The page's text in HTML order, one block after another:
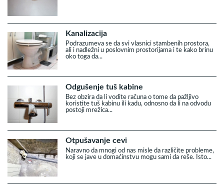
Kanalizacija
Podrazumeva se da svi vlasnici stambenih prostora,
ali i nadležni u poslovnim prostorijama i te kako brinu
oko toga da...
Odgušenje tuš kabine
Bez obzira da li vodite računa o tome da pažljivo
koristite tuš kabinu ili kadu, odnosno da li na odvodu
postoji mrežica...
Otpušavanje cevi
Naravno da mnogi od nas misle da različite probleme,
koji se jave u domaćinstvu mogu sami da reše. Isto...